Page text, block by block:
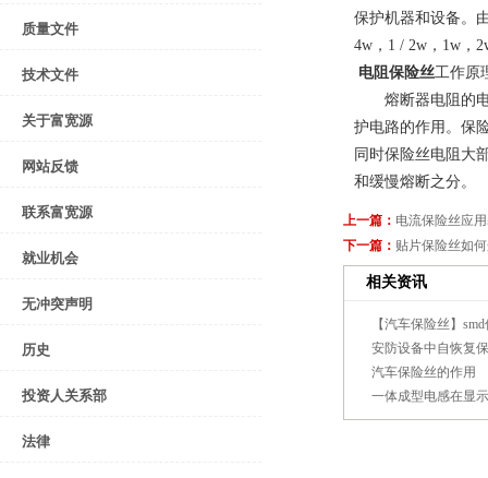
质量文件
技术文件
关于富宽源
网站反馈
联系富宽源
就业机会
无冲突声明
历史
投资人关系部
法律
保护机器和设备。
4w，1 / 2w，1w，
电阻保险丝工作原
熔断器电阻的电
护电路的作用。保
同时保险丝电阻大
和缓慢熔断之分。
上一篇： 电流保险丝应
下一篇： 贴片保险丝如
相关资讯
【汽车保险丝】
安防设备中自恢复
汽车保险丝的作用
一体成型电感在显